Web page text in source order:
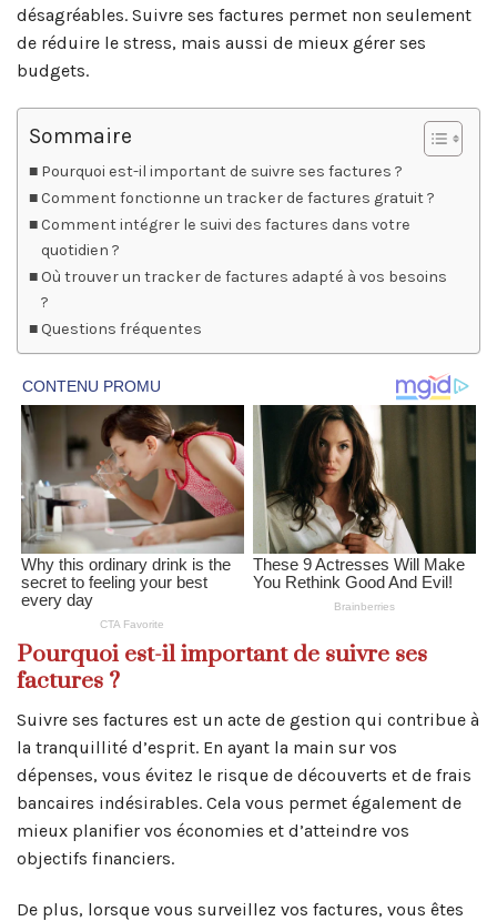
désagréables. Suivre ses factures permet non seulement
de réduire le stress, mais aussi de mieux gérer ses
budgets.
Sommaire
Pourquoi est-il important de suivre ses factures ?
Comment fonctionne un tracker de factures gratuit ?
Comment intégrer le suivi des factures dans votre
quotidien ?
Où trouver un tracker de factures adapté à vos besoins
?
Questions fréquentes
Pourquoi est-il important de suivre ses
factures ?
Suivre ses factures est un acte de gestion qui contribue à
la tranquillité d’esprit. En ayant la main sur vos
dépenses, vous évitez le risque de découverts et de frais
bancaires indésirables. Cela vous permet également de
mieux planifier vos économies et d’atteindre vos
objectifs financiers.
De plus, lorsque vous surveillez vos factures, vous êtes